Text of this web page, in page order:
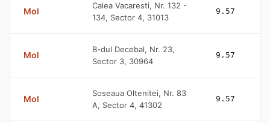
Mol
Calea Vacaresti, Nr. 132 -
134, Sector 4, 31013
9.57
Mol
B-dul Decebal, Nr. 23,
Sector 3, 30964
9.57
Mol
Soseaua Oltenitei, Nr. 83
A, Sector 4, 41302
9.57